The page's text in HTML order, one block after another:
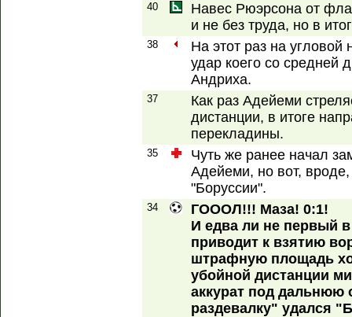
40
Навес Рюэрсона от
и не без труда, но в
38
На этот раз на
удар коего со средней
Андриха.
37
Как раз Адейеми
дистанции, в итоге
перекладины.
35
Чуть же ранее начал
Адейеми, но вот,
"Боруссии".
34
ГОООЛ!!! Маза! 0:1!
И едва ли не первый
приводит к взятию
штрафную площадь
убойной дистанции
аккурат под дальнюю
раздевалку" удался